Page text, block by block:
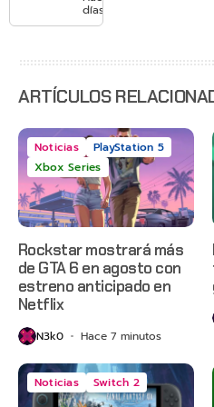
con
Gears of
2 y más
días
ARTÍCULOS
Noticias
PlayStation 5
Xbox Series
Rockstar mostrará más
de GTA 6 en agosto con
estreno anticipado en
Netflix
N3k0 Hace 7 minutos
Noticias Switch 2